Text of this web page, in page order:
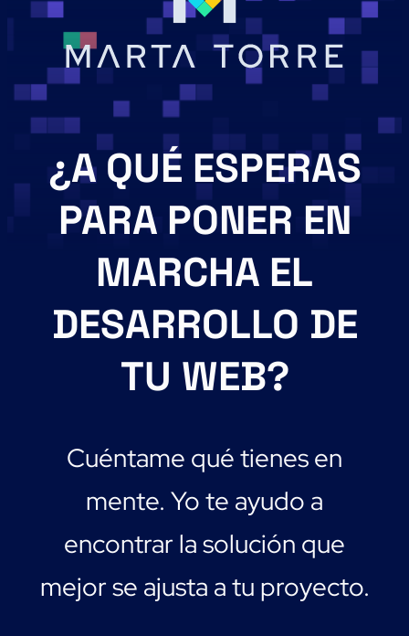
¿A QUÉ ESPERAS
PARA PONER EN
MARCHA EL
DESARROLLO DE
TU WEB?
Cuéntame qué tienes en
mente. Yo te ayudo a
encontrar la solución que
mejor se ajusta a tu proyecto.